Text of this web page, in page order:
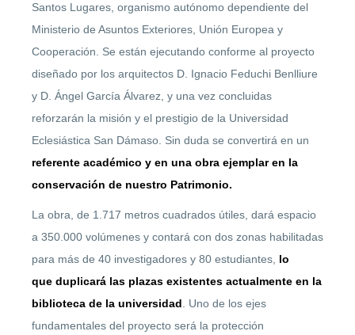
Santos Lugares, organismo autónomo dependiente del
Ministerio de Asuntos Exteriores, Unión Europea y
Cooperación. Se están ejecutando conforme al proyecto
diseñado por los arquitectos D. Ignacio Feduchi Benlliure
y D. Ángel García Álvarez, y una vez concluidas
reforzarán la misión y el prestigio de la Universidad
Eclesiástica San Dámaso. Sin duda se convertirá en un
referente académico y en una obra ejemplar en la
conservación de nuestro Patrimonio.
La obra, de 1.717 metros cuadrados útiles, dará espacio
a 350.000 volúmenes y contará con dos zonas habilitadas
para más de 40 investigadores y 80 estudiantes, lo
que duplicará las plazas existentes actualmente en la
biblioteca de la universidad . Uno de los ejes
fundamentales del proyecto será la protección